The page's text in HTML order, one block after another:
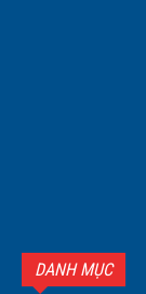
DANH MỤC